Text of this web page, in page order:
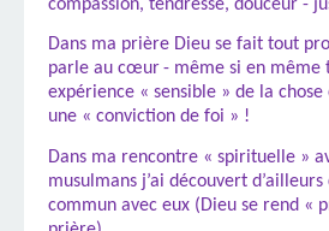
compassion, tendresse, douceur -
Dans ma prière Dieu se fait tout
parle au cœur- même si en même
expérience « sensible » de la chose
une « conviction de foi » !
Dans ma rencontre « spirituelle »
musulmans j’ai découvert
commun avec eux (Dieu se rend «